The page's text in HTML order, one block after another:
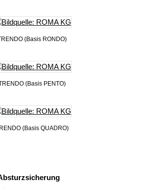
(Basis RONDO)
(Basis PENTO)
(Basis QUADRO)